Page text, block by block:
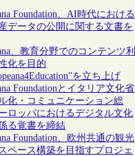
Foundation、AI時代における
データの公開に関する文書を
、教育分野でのコンテンツ利
化を目的
を立ち上げ
Foundationとイタリア文化省
化・コミュニケーション総
ロッパにおけるデジタル文化
る覚書を締結
Foundation、欧州共通の観光
ペース構築を目指すプロジェ